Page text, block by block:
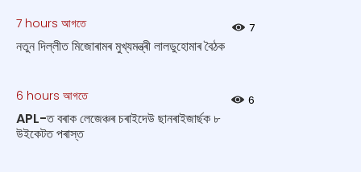
7 hours আগতে 7
নতুন দিল্লীত মিজোৰামৰ মুখ্যমন্ত্ৰী লালডুহোমাৰ বৈঠক
6 hours আগতে 6
APL-ত বৰাক লেজেঞ্চৰ চৰাইদেউ ছানৰাইজাৰ্ছক ৮
উইকেটত পৰাস্ত